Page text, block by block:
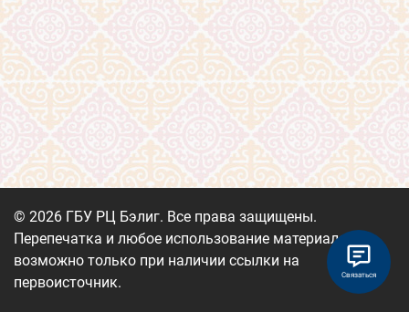
© 2026 ГБУ РЦ Бэлиг. Все права защищены.
Перепечатка и любое использование материалов
возможно только при наличии ссылки на
первоисточник.
Связаться